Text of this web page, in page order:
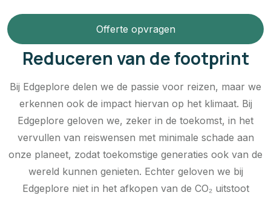
Offerte opvragen
Reduceren van de footprint
Bij Edgeplore delen we de passie voor reizen, maar we
erkennen ook de impact hiervan op het klimaat. Bij
Edgeplore geloven we, zeker in de toekomst, in het
vervullen van reiswensen met minimale schade aan
onze planeet, zodat toekomstige generaties ook van de
wereld kunnen genieten. Echter geloven we bij
Edgeplore niet in het afkopen van de CO₂ uitstoot